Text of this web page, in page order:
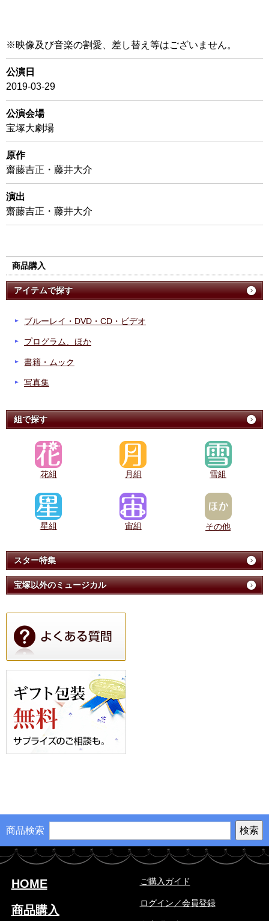
※映像及び音楽の割愛、差し替え等はございません。
公演日
2019-03-29
公演会場
宝塚大劇場
原作
齋藤吉正・藤井大介
演出
齋藤吉正・藤井大介
商品購入
アイテムで探す
ブルーレイ・DVD・CD・ビデオ
プログラム、ほか
書籍・ムック
写真集
組で探す
花組 月組 雪組
星組 宙組 その他
スター特集
宝塚以外のミュージカル
商品検索
HOME
商品購入
ご購入ガイド
ログイン／会員登録